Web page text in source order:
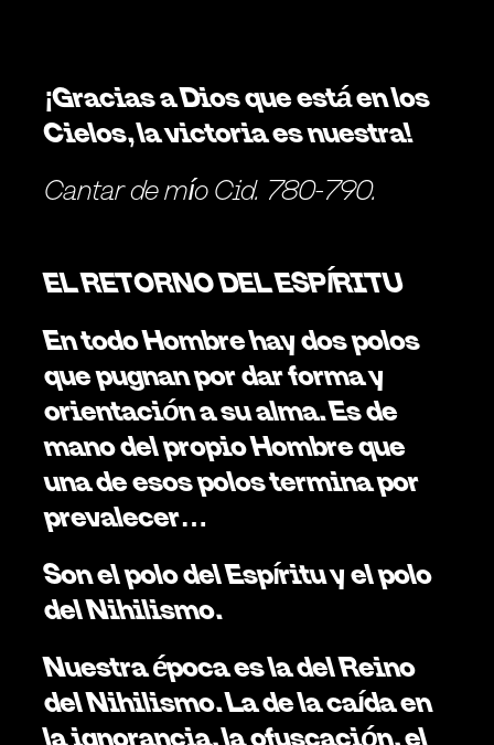
¡Gracias a Dios que está en los
Cielos, la victoria es nuestra!
Cantar de mío Cid. 780-790.
EL RETORNO DEL ESPÍRITU
En todo Hombre hay dos polos
que pugnan por dar forma y
orientación a su alma. Es de
mano del propio Hombre que
una de esos polos termina por
prevalecer…
Son el polo del Espíritu y el polo
del Nihilismo.
Nuestra época es la del Reino
del Nihilismo. La de la caída en
la ignorancia, la ofuscación, el